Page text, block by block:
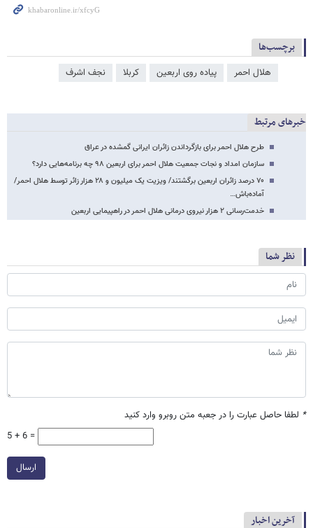
برچسب‌ها
هلال احمر پیاده روی اربعین کربلا نجف اشرف
خبرهای مرتبط
طرح هلال احمر برای بازگرداندن زائران ایرانی گمشده در عراق
سازمان امداد و نجات جمعیت هلال احمر برای اربعین ۹۸ چه برنامه‌هایی دارد؟
۷۰ درصد زائران اربعین برگشتند/ ویزیت یک میلیون و ۲۸ هزار زائر توسط هلال احمر/
آماده‌باش…
خدمت‌رسانی ۲ هزار نیروی درمانی هلال احمر در راهپیمایی اربعین
نظر شما
* لطفا حاصل عبارت را در جعبه متن روبرو وارد کنید
5 + 6 =
ارسال
آخرین اخبار